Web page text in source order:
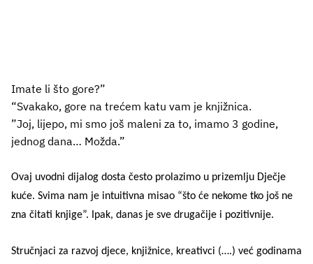
Imate li što gore?”
“Svakako, gore na trećem katu vam je knjižnica.
”Joj, lijepo, mi smo još maleni za to, imamo 3 godine,
jednog dana… Možda.”
Ovaj uvodni dijalog dosta često prolazimo u prizemlju Dječje
kuće. Svima nam je intuitivna misao “što će nekome tko još ne
zna čitati knjige”. Ipak, danas je sve drugačije i pozitivnije.
Stručnjaci za razvoj djece, knjižnice, kreativci (….) već godinama